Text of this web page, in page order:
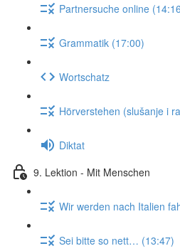
Partnersuche online
Grammatik (17:00)
Wortschatz
Hörverstehen (slušanje i
Diktat
9. Lektion - Mit Menschen
Wir werden nach Italien
Sei bitte so nett… (13:47)